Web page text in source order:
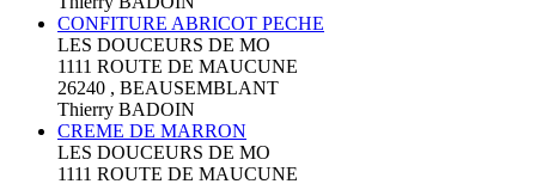
CONFITURE ABRICOT PECHE
LES DOUCEURS DE MO
1111 ROUTE DE MAUCUNE
26240 , BEAUSEMBLANT
Thierry BADOIN
CREME DE MARRON
LES DOUCEURS DE MO
1111 ROUTE DE MAUCUNE